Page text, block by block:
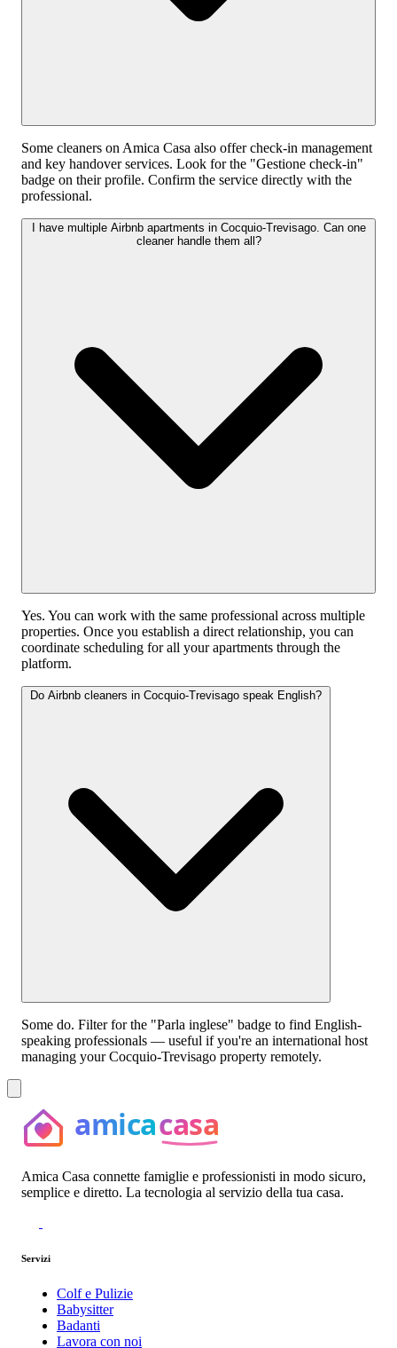
Some cleaners on Amica Casa also offer check-in management
and key handover services. Look for the "Gestione check-in"
badge on their profile. Confirm the service directly with the
professional.
I have multiple Airbnb apartments in Cocquio-Trevisago. Can one
cleaner handle them all?
Yes. You can work with the same professional across multiple
properties. Once you establish a direct relationship, you can
coordinate scheduling for all your apartments through the
platform.
Do Airbnb cleaners in Cocquio-Trevisago speak English?
Some do. Filter for the "Parla inglese" badge to find English-
speaking professionals — useful if you're an international host
managing your Cocquio-Trevisago property remotely.
Amica Casa connette famiglie e professionisti in modo sicuro,
semplice e diretto. La tecnologia al servizio della tua casa.
Servizi
Colf e Pulizie
Babysitter
Badanti
Lavora con noi